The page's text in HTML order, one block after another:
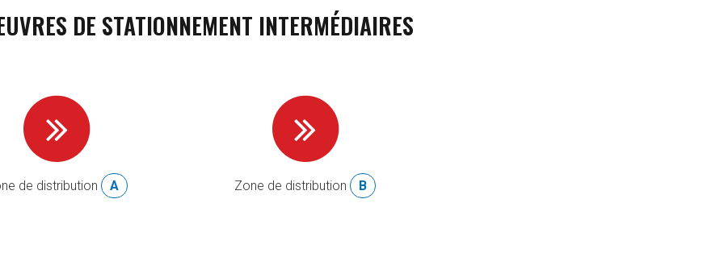
DE STATIONNEMENT INTERMÉDIAIRES
de distribution A Zone de distribution B